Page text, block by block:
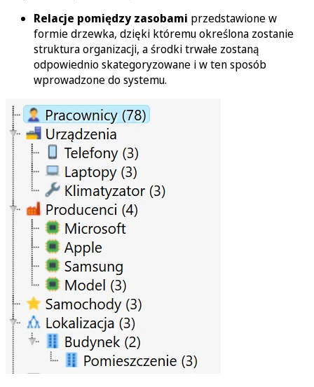
Relacje pomiędzy zasobami przedstawione w
formie drzewka, dzięki któremu określona zostanie
struktura organizacji, a środki trwałe zostaną
odpowiednio skategoryzowane i w ten sposób
wprowadzone do systemu.